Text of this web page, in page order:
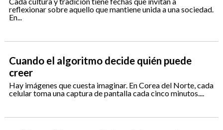
reflexionar sobre aquello que mantiene unida a una sociedad.
En...
Cuando el algoritmo decide quién puede
creer
Hay imágenes que cuesta imaginar. En Corea del Norte, cada
celular toma una captura de pantalla cada cinco minutos....